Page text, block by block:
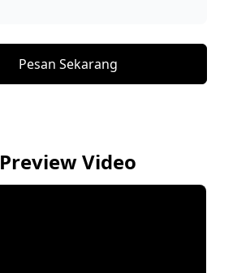
Pesan Sekarang
Preview Video